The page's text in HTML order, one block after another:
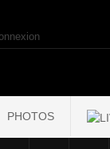
PHOTOS